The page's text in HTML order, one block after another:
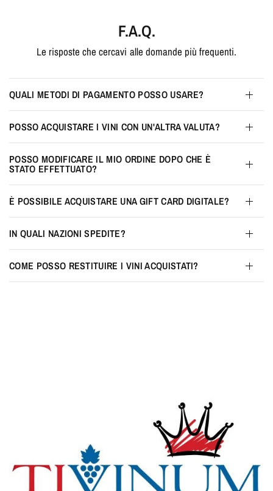
F.A.Q.
Le risposte che cercavi alle domande più frequenti.
QUALI METODI DI PAGAMENTO POSSO USARE?
POSSO ACQUISTARE I VINI CON UN'ALTRA VALUTA?
POSSO MODIFICARE IL MIO ORDINE DOPO CHE È
STATO EFFETTUATO?
È POSSIBILE ACQUISTARE UNA GIFT CARD DIGITALE?
IN QUALI NAZIONI SPEDITE?
COME POSSO RESTITUIRE I VINI ACQUISTATI?